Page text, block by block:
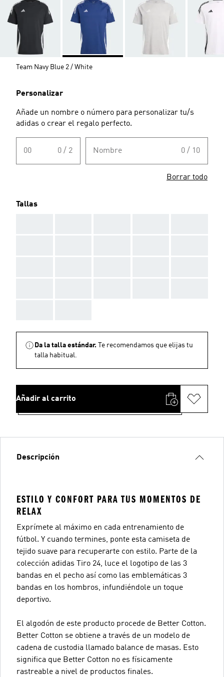
Team Navy Blue 2 / White
Personalizar
Añade un nombre o número para personalizar tu/s
adidas o crear el regalo perfecto.
00 0 / 2 Nombre 0 / 10
Borrar todo
Tallas
Da la talla estándar.
Te recomendamos que elijas tu
talla habitual.
Añadir al carrito
Descripción
ESTILO Y CONFORT PARA TUS MOMENTOS DE
RELAX
Exprímete al máximo en cada entrenamiento de
fútbol. Y cuando termines, ponte esta camiseta de
tejido suave para recuperarte con estilo. Parte de la
colección adidas Tiro 24, luce el logotipo de las 3
bandas en el pecho así como las emblemáticas 3
bandas en los hombros, infundiéndole un toque
deportivo.
El algodón de este producto procede de Better Cotton.
Better Cotton se obtiene a través de un modelo de
cadena de custodia llamado balance de masas. Esto
significa que Better Cotton no es físicamente
rastreable a nivel de productos finales.